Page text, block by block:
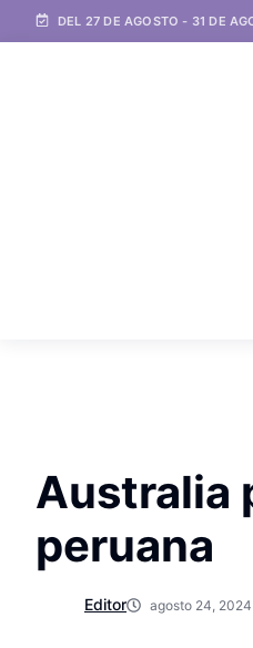
DEL 27 DE AGOSTO - 31 DE
Australia
peruana
Editor agosto 24, 2024